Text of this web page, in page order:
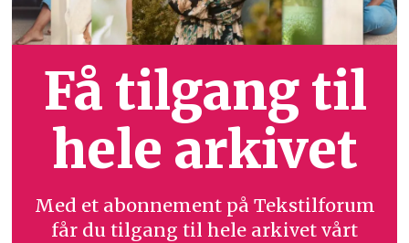
Få tilgang til
hele arkivet
Med et abonnement på Tekstilforum
får du tilgang til hele arkivet vårt